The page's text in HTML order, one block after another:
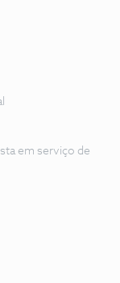
em serviço de